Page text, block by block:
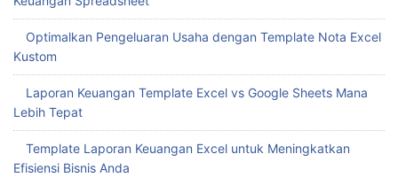
Optimalkan Pengeluaran Usaha dengan Template Nota Excel
Kustom
Laporan Keuangan Template Excel vs Google Sheets Mana
Lebih Tepat
Template Laporan Keuangan Excel untuk Meningkatkan
Efisiensi Bisnis Anda